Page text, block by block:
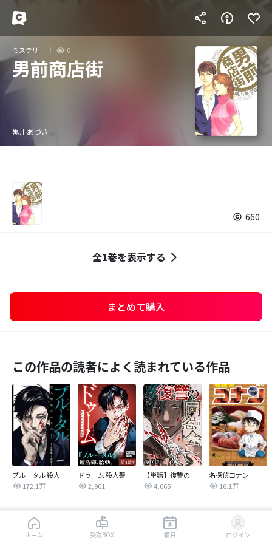
ミステリー 0
男前商店街
黒川あづさ
660
全1巻を表示する
まとめて購入
この作品の読者によく読まれている作品
ブルータル 殺人警察官の告白
172.1万
ドゥーム 殺人警察官の断罪録 分冊版
2,901
【単話】復讐の同窓会
4,065
名探偵コナン
16.1万
同じジャンルの人気作品はじめから読む
ホーム 受取BOX 曜日 ログイン